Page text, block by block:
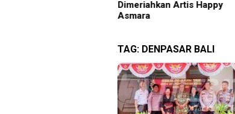
TAG: DENPASAR BALI